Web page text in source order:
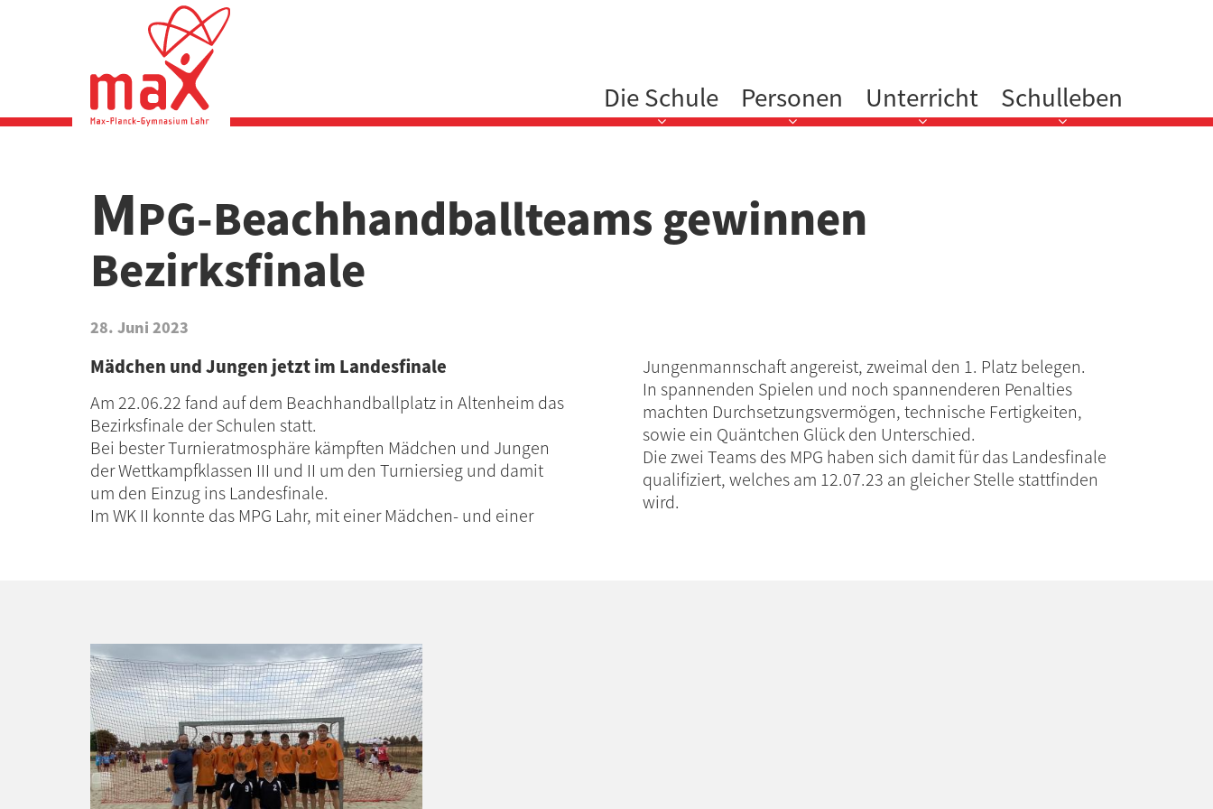
Hauptnavigation
Die Schule Personen Unterricht Schulleben
MPG-Beachhandballteams gewinnen
Bezirksfinale
28. Juni 2023
Mädchen und Jungen jetzt im Landesfinale
Am 22.06.22 fand auf dem Beachhandballplatz in Altenheim das
Bezirksfinale der Schulen statt.
Bei bester Turnieratmosphäre kämpften Mädchen und Jungen
der Wettkampfklassen III und II um den Turniersieg und damit
um den Einzug ins Landesfinale.
Im WK II konnte das MPG Lahr, mit einer Mädchen- und einer
Jungenmannschaft angereist, zweimal den 1. Platz belegen.
In spannenden Spielen und noch spannenderen Penalties
machten Durchsetzungsvermögen, technische Fertigkeiten,
sowie ein Quäntchen Glück den Unterschied.
Die zwei Teams des MPG haben sich damit für das Landesfinale
qualifiziert, welches am 12.07.23 an gleicher Stelle stattfinden
wird.